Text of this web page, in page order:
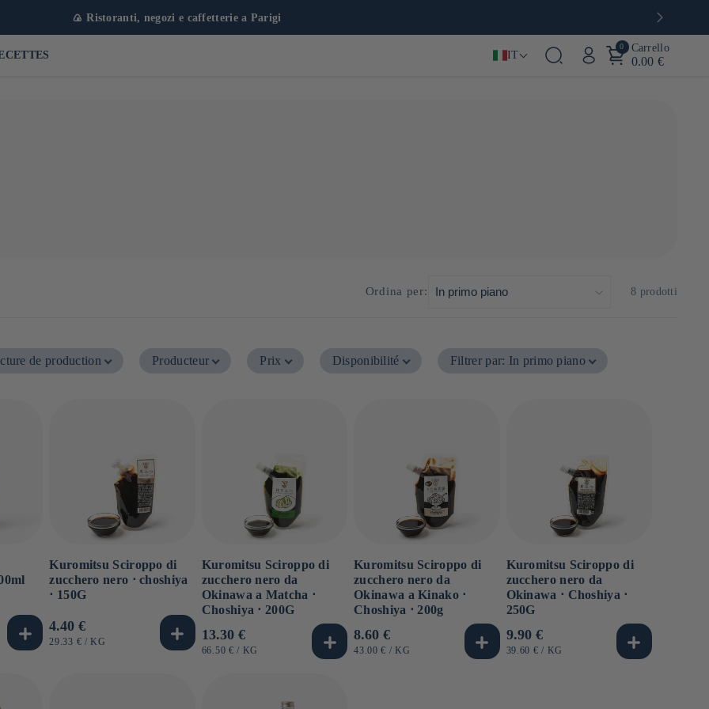
🍙 Ristoranti, negozi e caffetterie a Parigi
IT
0 Carrello
0.00 €
Ordina per: 8 prodotti
de production Producteur Prix Disponibilité Filtrer par: In primo piano
Kuromitsu Sciroppo di
zucchero nero ⋅ choshiya
⋅ 150G
Prezzo
di
4.40 €
PREZZO
29.33 € / PER
KG
Kuromitsu Sciroppo di
zucchero nero da
Okinawa a Matcha ⋅
Choshiya ⋅ 200G
Prezzo
di
13.30 €
PREZZO
66.50 € / PER
KG
Kuromitsu Sciroppo di
zucchero nero da
Okinawa a Kinako ⋅
Choshiya ⋅ 200g
Prezzo
di
8.60 €
PREZZO
43.00 € / PER
KG
Kuromitsu Sciroppo di
zucchero nero da
Okinawa ⋅ Choshiya ⋅
250G
Prezzo
di
9.90 €
PREZZO
39.60 € / PER
KG